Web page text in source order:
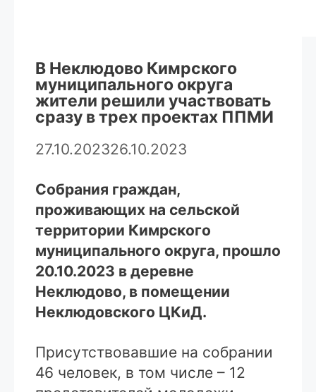
В Неклюдово Кимрского
муниципального округа
жители решили участвовать
сразу в трех проектах ППМИ
27.10.202326.10.2023
Собрания граждан,
проживающих на сельской
территории Кимрского
муниципального округа, прошло
20.10.2023 в деревне
Неклюдово, в помещении
Неклюдовского ЦКиД.
Присутствовавшие на собрании
46 человек, в том числе – 12